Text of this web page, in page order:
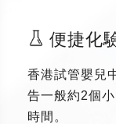
便捷化
香港試管嬰兒
告一般約2個
時間。